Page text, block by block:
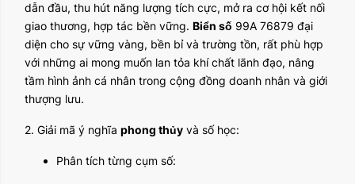
dẫn đầu, thu hút năng lượng tích cực, mở ra cơ hội kết nối
giao thương, hợp tác bền vững. Biển số 99A 76879 đại
diện cho sự vững vàng, bền bỉ và trường tồn, rất phù hợp
với những ai mong muốn lan tỏa khí chất lãnh đạo, nâng
tầm hình ảnh cá nhân trong cộng đồng doanh nhân và giới
thượng lưu.
2. Giải mã ý nghĩa phong thủy và số học:
Phân tích từng cụm số: